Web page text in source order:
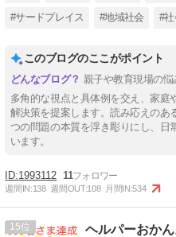
#サードプレイス #地域社会 #
このブログのここがポイント
親子や教育現場の
多角的な視点と具体例を交え、家庭
解決策を提案します。読み応えのあ
つの問題の本質を浮き彫りにし、日
います。
1993112 11
週間IN:138 週間OUT:108 月間IN:534
15